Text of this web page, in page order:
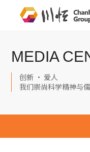
MEDIA
创新 · 爱人
我们崇尚科学精神与